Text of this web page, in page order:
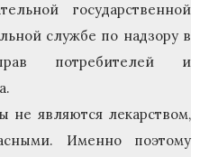
государственной
службе по надзору в
потребителей и
не являются лекарством,
Именно поэтому